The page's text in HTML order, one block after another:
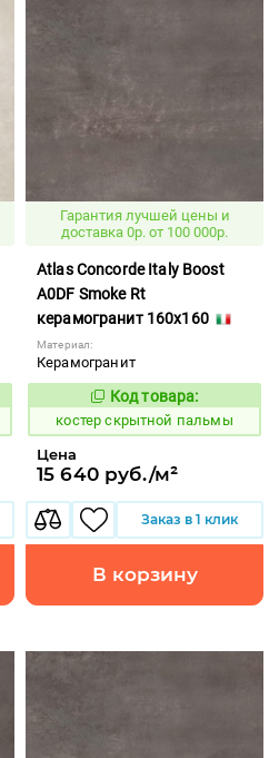
Гарантия лучшей цены и
доставка 0р. от 100 000р.
Atlas Concorde Italy Boost
A0DF Smoke Rt
керамогранит 160x160
Материал:
Керамогранит
808192
Код товара:
костер скрытной пальмы
Цена
15 640 руб./м²
Заказ в 1 клик
В корзину